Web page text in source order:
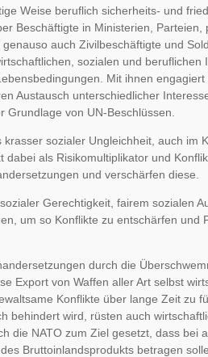
Weise beruflich sicherheits- und
Beschäftigte in Ministerien, Parteien,
auch Zivilbeschäftigte und
sozialen und beruflichen
Mit ihnen engagiert
Austausch unterschiedlicher
von UN-Beschlüssen.
sozialer Ungleichheit, auch im
als Risikomultiplikator und
und verschärfen diese.
Gerechtigkeit, fairem sozialen
um so Konflikte zu entschärfen und
durch die
Export von Waffen aller Art selbst
Konflikte über lange Zeit zu
behindert wird, rüsten auch
die NATO zum Ziel gesetzt, dass bei
Bruttoinlandsprodukts betragen